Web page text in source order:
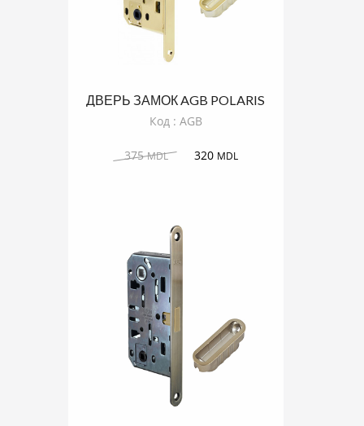
ДВЕРЬ ЗАМОК AGB POLARIS
ЗОЛОТО БЛЕСТЯЩЕЕ
Код : AGB
375MDL 320 MDL